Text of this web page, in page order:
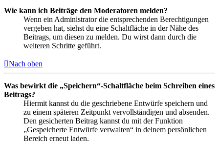
Wie kann ich Beiträge den Moderatoren melden?
Wenn ein Administrator die entsprechenden Berechtigungen
vergeben hat, siehst du eine Schaltfläche in der Nähe des
Beitrags, um diesen zu melden. Du wirst dann durch die
weiteren Schritte geführt.
Nach oben
Was bewirkt die „Speichern“-Schaltfläche beim Schreiben eines
Beitrags?
Hiermit kannst du die geschriebene Entwürfe speichern und
zu einem späteren Zeitpunkt vervollständigen und absenden.
Den gesicherten Beitrag kannst du mit der Funktion
„Gespeicherte Entwürfe verwalten“ in deinem persönlichen
Bereich erneut laden.